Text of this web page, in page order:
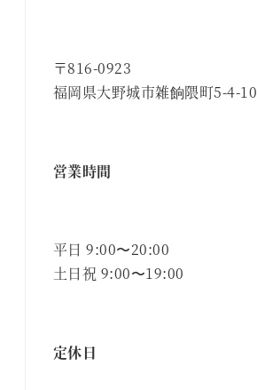
〒816-0923
福岡県大野城市雑餉隈町5-4-10
営業時間
平日 9:00〜20:00
土日祝 9:00〜19:00
定休日